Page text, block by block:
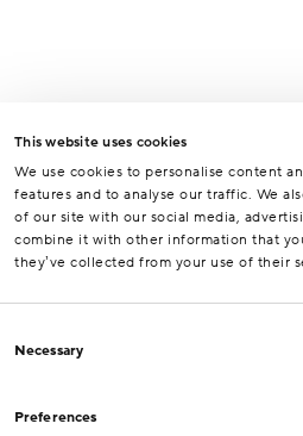
This website uses cookies
We use cookies to personalise content
features and to analyse our traffic. We
of our site with our social media,
combine it with other information that
they’ve collected from your use of their
Selection
Necessary
Preferences